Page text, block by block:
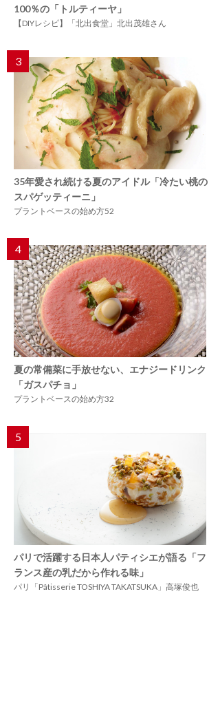
100％の「トルティーヤ」
【DIYレシピ】「北出食堂」北出茂雄さん
3
35年愛され続ける夏のアイドル「冷たい桃の
スパゲッティーニ」
プラントベースの始め方52
4
夏の常備菜に手放せない、エナジードリンク
「ガスパチョ」
プラントベースの始め方32
5
パリで活躍する日本人パティシエが語る「フ
ランス産の乳だから作れる味」
パリ「Pâtisserie TOSHIYA TAKATSUKA」高塚俊也